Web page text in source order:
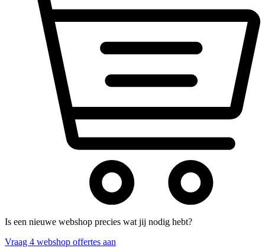
Is een nieuwe webshop precies wat jij nodig hebt?
Vraag 4 webshop offertes aan